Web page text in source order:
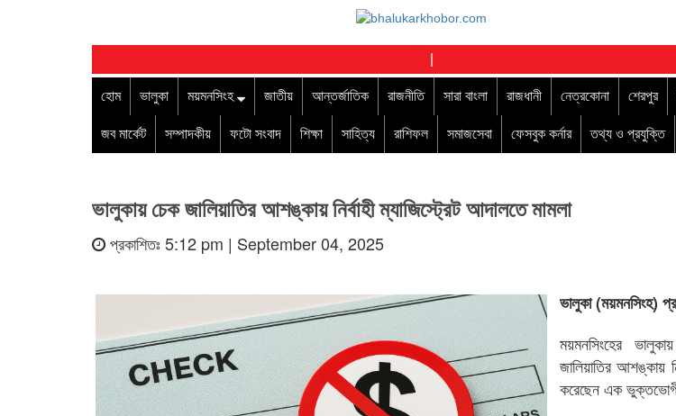
হোম ভালুকা ময়মনসিংহ জাতীয় আন্তর্জাতিক রাজনীতি সারা বাংলা রাজধানী নেত্রকোনা শেরপুর
জব মার্কেট সম্পাদকীয় ফটো সংবাদ শিক্ষা সাহিত্য রাশিফল সমাজসেবা ফেসবুক কর্নার তথ্য ও প্রযুক্তি
ভালুকায় চেক জালিয়াতির আশঙ্কায় নির্বাহী ম্যাজিস্ট্রেট আদালতে মামলা
প্রকাশিতঃ 5:12 pm | September 04, 2025
ভালুকা (ময়মনসিংহ)
ময়মনসিংহের
জালিয়াতির আশঙ্কায়
করেছেন এক